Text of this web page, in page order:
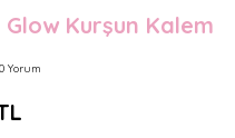
Kurşun Kalem
Yorum